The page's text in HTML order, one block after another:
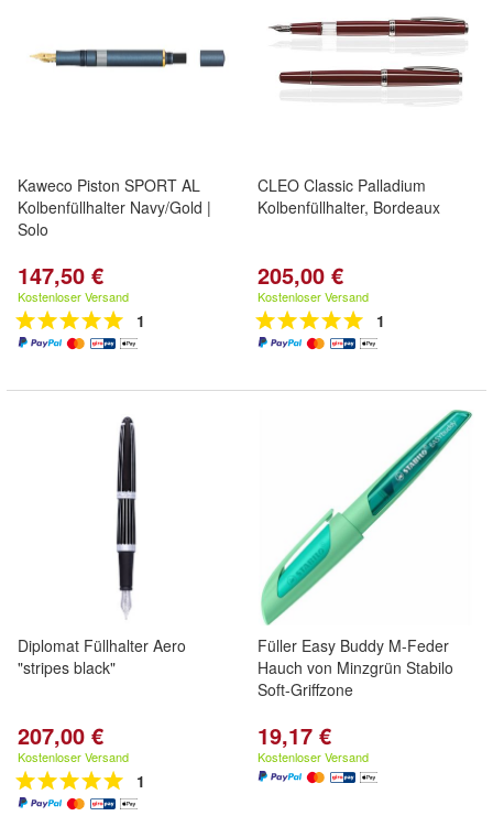
Kaweco Piston SPORT AL
Kolbenfüllhalter Navy/Gold |
Solo
147,50 €
Kostenloser Versand
1
CLEO Classic Palladium
Kolbenfüllhalter, Bordeaux
205,00 €
Kostenloser Versand
1
Diplomat Füllhalter Aero
"stripes black"
207,00 €
Kostenloser Versand
1
Füller Easy Buddy M-Feder
Hauch von Minzgrün Stabilo
Soft-Griffzone
19,17 €
Kostenloser Versand